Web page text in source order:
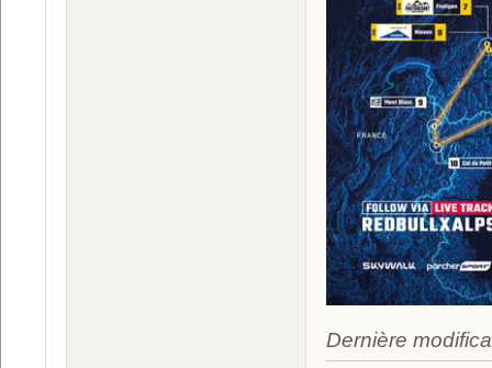
Dernière